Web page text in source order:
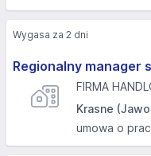
Regionalny manager
FIRMA
Krasne
umowa o
Wygasa za 2 dni